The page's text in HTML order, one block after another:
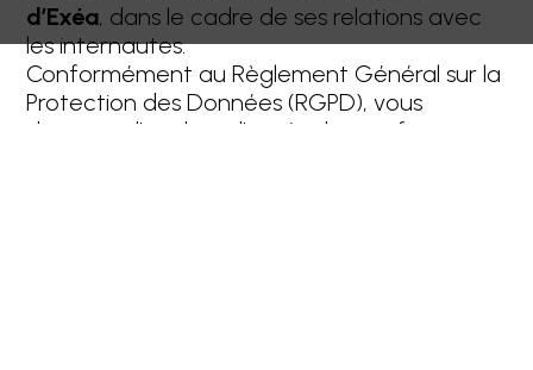
d’Exéa, dans le cadre de ses relations avec
les internautes.
Conformément au Règlement Général sur la
Protection des Données (RGPD), vous
disposez d’un droit d’accès,de rectification,